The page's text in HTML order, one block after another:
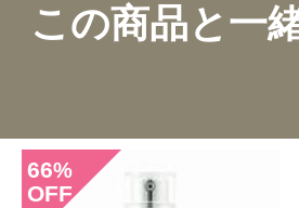
この商品と一
66%
OFF